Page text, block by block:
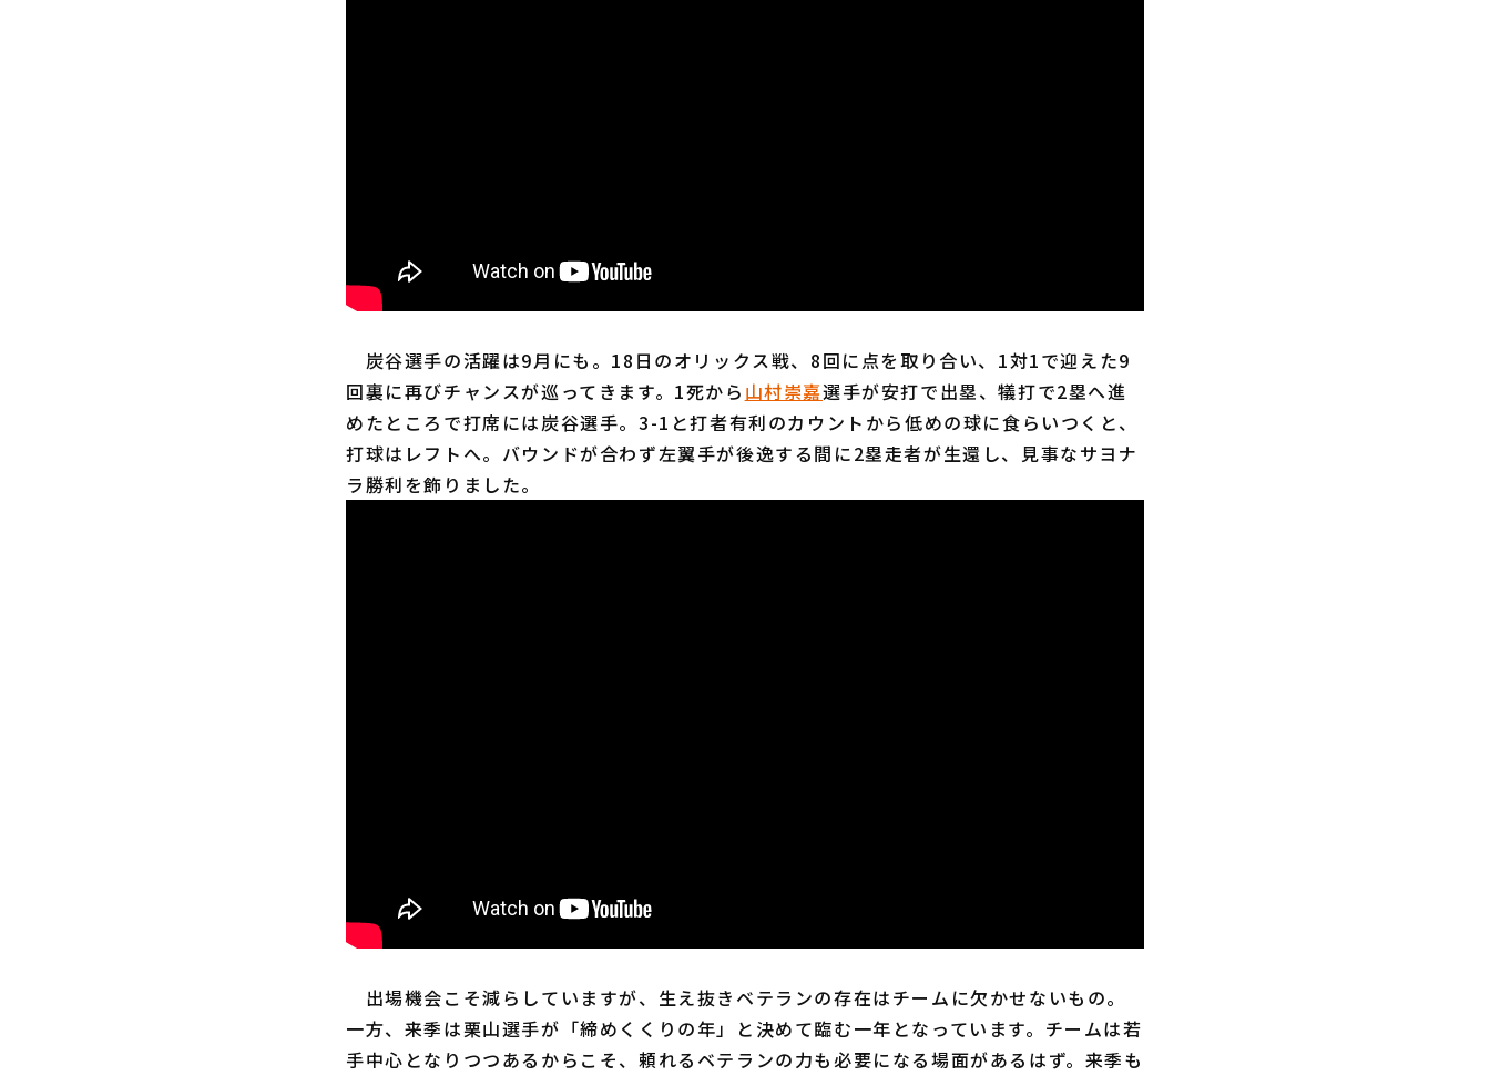
炭谷選手の活躍は9月にも。18日のオリックス戦、8回に点を取り合い、1対1で迎えた9
回裏に再びチャンスが巡ってきます。1死から 山村崇嘉選手が安打で出塁、犠打で2塁へ進
めたところで打席には炭谷選手。3-1と打者有利のカウントから低めの球に食らいつくと、
打球はレフトへ。バウンドが合わず左翼手が後逸する間に2塁走者が生還し、見事なサヨナ
ラ勝利を飾りました。
出場機会こそ減らしていますが、生え抜きベテランの存在はチームに欠かせないもの。
一方、来季は栗山選手が「締めくくりの年」と決めて臨む一年となっています。チームは若
手中心となりつつあるからこそ、頼れるベテランの力も必要になる場面があるはず。来季も